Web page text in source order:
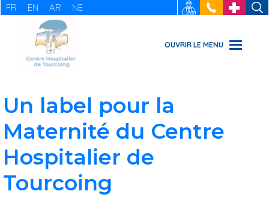
FR EN AR NE RECRUTEMENT
: 03 20 69
49 49
URGENCES
OUVRIR LE MENU
Un label pour la
Maternité du Centre
Hospitalier de
Tourcoing